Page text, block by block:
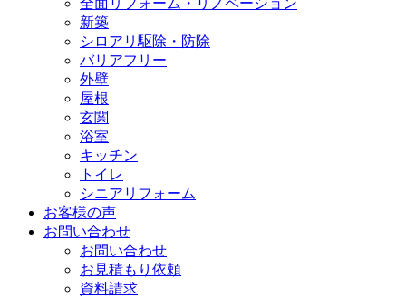
新築
シロアリ駆除・防除
バリアフリー
外壁
屋根
玄関
浴室
キッチン
トイレ
シニアリフォーム
お客様の声
お問い合わせ
お問い合わせ
お見積もり依頼
資料請求